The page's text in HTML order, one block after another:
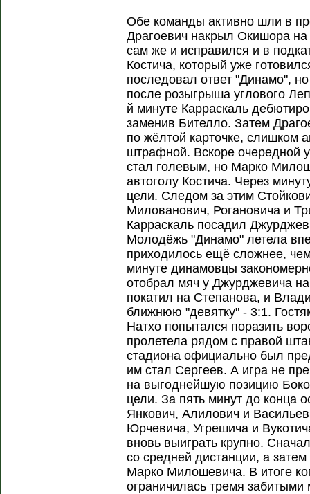
Обе команды активно шли в
Драгоевич накрыл Окишора
сам же и исправился и в
Костича, который уже
последовал ответ "Динамо",
после розыгрыша углового
й минуте Карраскаль
заменив Бителло. Затем
по жёлтой карточке, слишком
штрафной. Вскоре очередной
стал голевым, но Марко
автоголу Костича. Через
цели. Следом за этим
Милованович, Рогановича и
Карраскаль посадил
Молодёжь "Динамо" летела
приходилось ещё сложнее,
минуте динамовцы
отобрал мяч у Джурджевича
покатил на Степанова, и
ближнюю "девятку" - 3:1.
Натхо попытался поразить
пролетела рядом с правой
стадиона официально был
им стал Сергеев. А игра не
на выгоднейшую позицию
цели. За пять минут до конца
Янкович, Алилович и
Юрчевича, Угрешича и
вновь выиграть крупно.
со средней дистанции, а
Марко Милошевича. В итоге
ограничилась тремя забитыми